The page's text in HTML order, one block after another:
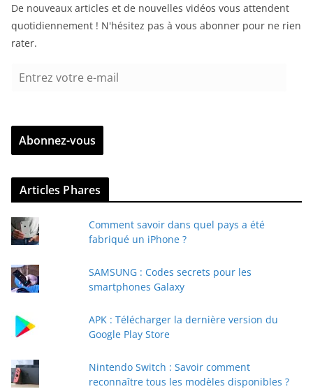
De nouveaux articles et de nouvelles vidéos vous attendent
quotidiennement ! N'hésitez pas à vous abonner pour ne rien
rater.
r
z
v
r
e
e
-
a
Abonnez-vous
Articles Phares
Comment savoir dans quel pays a été
fabriqué un iPhone ?
SAMSUNG : Codes secrets pour les
smartphones Galaxy
APK : Télécharger la dernière version du
Google Play Store
Nintendo Switch : Savoir comment
reconnaître tous les modèles disponibles ?